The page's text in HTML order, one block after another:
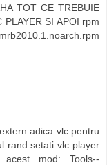
TOT CE TREBUIE
PLAYER SI APOI rpm
adica vlc pentru
rand setati vlc player
mod: Tools--